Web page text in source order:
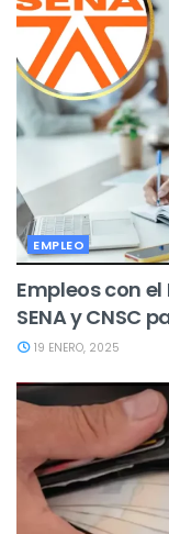
EMPLEO
Empleos con
SENA y CNSC
19 ENERO, 2025